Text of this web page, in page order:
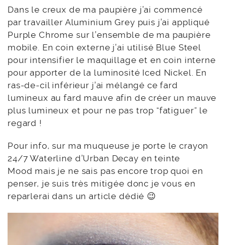
Dans le creux de ma paupière j’ai commencé
par travailler Aluminium Grey puis j’ai appliqué
Purple Chrome sur l’ensemble de ma paupière
mobile. En coin externe j’ai utilisé Blue Steel
pour intensifier le maquillage et en coin interne
pour apporter de la luminosité Iced Nickel. En
ras-de-cil inférieur j’ai mélangé ce fard
lumineux au fard mauve afin de créer un mauve
plus lumineux et pour ne pas trop “fatiguer” le
regard !
Pour info, sur ma muqueuse je porte le crayon
24/7 Waterline d’Urban Decay en teinte
Mood mais je ne sais pas encore trop quoi en
penser, je suis très mitigée donc je vous en
reparlerai dans un article dédié 😉